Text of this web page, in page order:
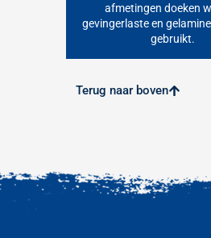
afmetingen doeken
gevingerlaste en
gebruikt.
Terug naar boven